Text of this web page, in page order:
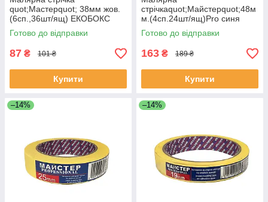
quot;Мастерquot; 38мм жов.
(6сп.,36шт/ящ) ЕКОБОКС
Готово до відправки
87 ₴ 101 ₴
Купити
стрічкаquot;Майстерquot;48м
м.(4сп.24шт/ящ)Pro синя
ЕКОБОКС
Готово до відправки
163 ₴ 189 ₴
Купити
–14% –14%